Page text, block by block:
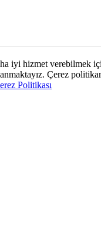
iyi hizmet verebilmek
Çerez
Politikası